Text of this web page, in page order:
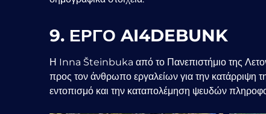
9. ΕΡΓΟ AI4DEBUNK
Η Inna Šteinbuka από το Πανεπιστήμιο της
προς τον άνθρωπο εργαλείων για την κατάρριψη
εντοπισμό και την καταπολέμηση ψευδών